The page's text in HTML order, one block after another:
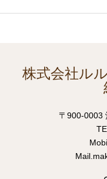
株式会社ル
〒900-0003